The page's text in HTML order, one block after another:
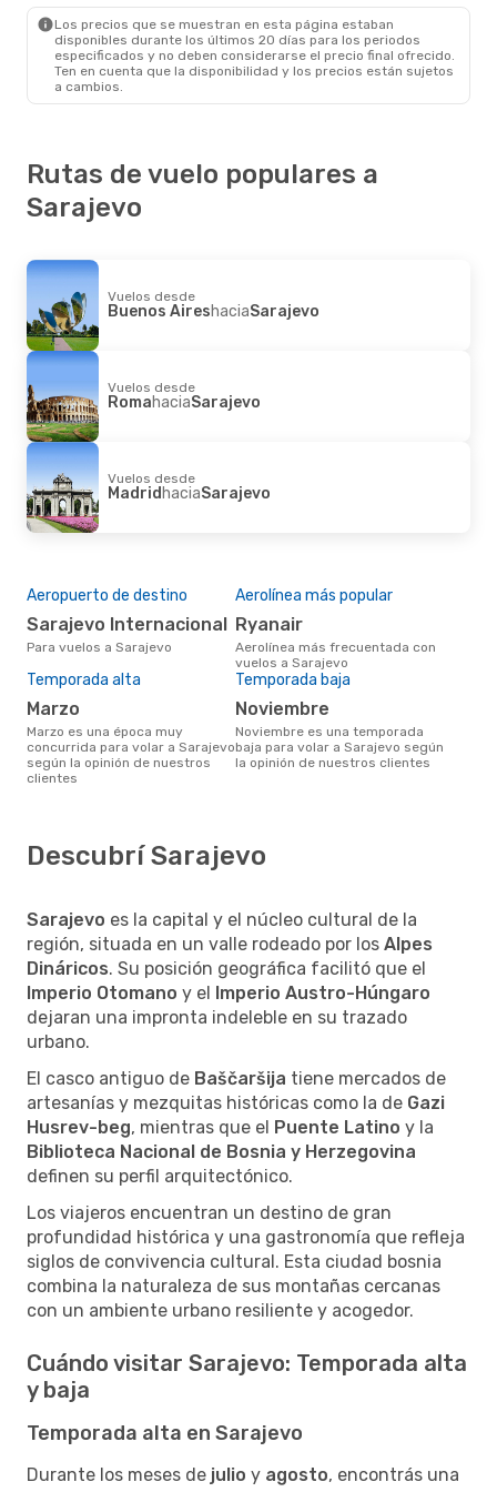
Los precios que se muestran en esta página estaban
disponibles durante los últimos 20 días para los periodos
especificados y no deben considerarse el precio final ofrecido.
Ten en cuenta que la disponibilidad y los precios están sujetos
a cambios.
Rutas de vuelo populares a
Sarajevo
Vuelos desde
Buenos AireshaciaSarajevo
Vuelos desde
RomahaciaSarajevo
Vuelos desde
MadridhaciaSarajevo
Aeropuerto de destino
Sarajevo Internacional
Para vuelos a Sarajevo
Aerolínea más popular
Ryanair
Aerolínea más frecuentada con
vuelos a Sarajevo
Temporada alta
marzo
marzo es una época muy
concurrida para volar a Sarajevo
según la opinión de nuestros
clientes
Temporada baja
noviembre
noviembre es una temporada
baja para volar a Sarajevo según
la opinión de nuestros clientes
Descubrí Sarajevo
Sarajevo es la capital y el núcleo cultural de la
región, situada en un valle rodeado por los Alpes
Dináricos. Su posición geográfica facilitó que el
Imperio Otomano y el Imperio Austro-Húngaro
dejaran una impronta indeleble en su trazado
urbano.
El casco antiguo de Baščaršija tiene mercados de
artesanías y mezquitas históricas como la de Gazi
Husrev-beg, mientras que el Puente Latino y la
Biblioteca Nacional de Bosnia y Herzegovina
definen su perfil arquitectónico.
Los viajeros encuentran un destino de gran
profundidad histórica y una gastronomía que refleja
siglos de convivencia cultural. Esta ciudad bosnia
combina la naturaleza de sus montañas cercanas
con un ambiente urbano resiliente y acogedor.
Cuándo visitar Sarajevo: Temporada alta
y baja
Temporada alta en Sarajevo
Durante los meses de julio y agosto, encontrás una